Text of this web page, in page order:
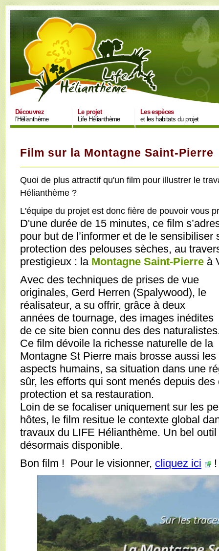
Découvrez
l'Hélianthème
Le projet
Life Hélianthème
Les espèces
et les habitats du projet
Film sur la Montagne Saint-Pierre
Quoi de plus attractif qu'un film pour illustrer le
Hélianthème ?
L'équipe du projet est donc fière de pouvoir vous
D'une durée de 15 minutes, ce film
pour but de l’informer et de le sensibiliser
protection des pelouses sèches, au
prestigieux : la Montagne Saint-Pierre à
Avec des techniques de prises de vue
originales, Gerd Herren (Spalywood), le
réalisateur, a su offrir, grâce à deux
années de tournage, des images inédites
de ce site bien connu des des
Ce film dévoile la richesse naturelle de la
Montagne St Pierre mais brosse aussi les
aspects humains, sa situation dans une
sûr, les efforts qui sont menés depuis
protection et sa restauration.
Loin de se focaliser uniquement sur les
hôtes, le film resitue le contexte global
travaux du LIFE Hélianthème. Un bel
désormais disponible.
Bon film ! Pour le visionner, cliquez ici !